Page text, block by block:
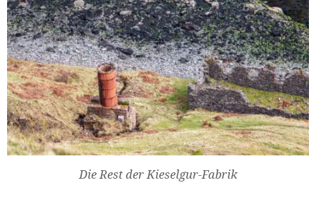
Die Rest der Kieselgur-Fabrik